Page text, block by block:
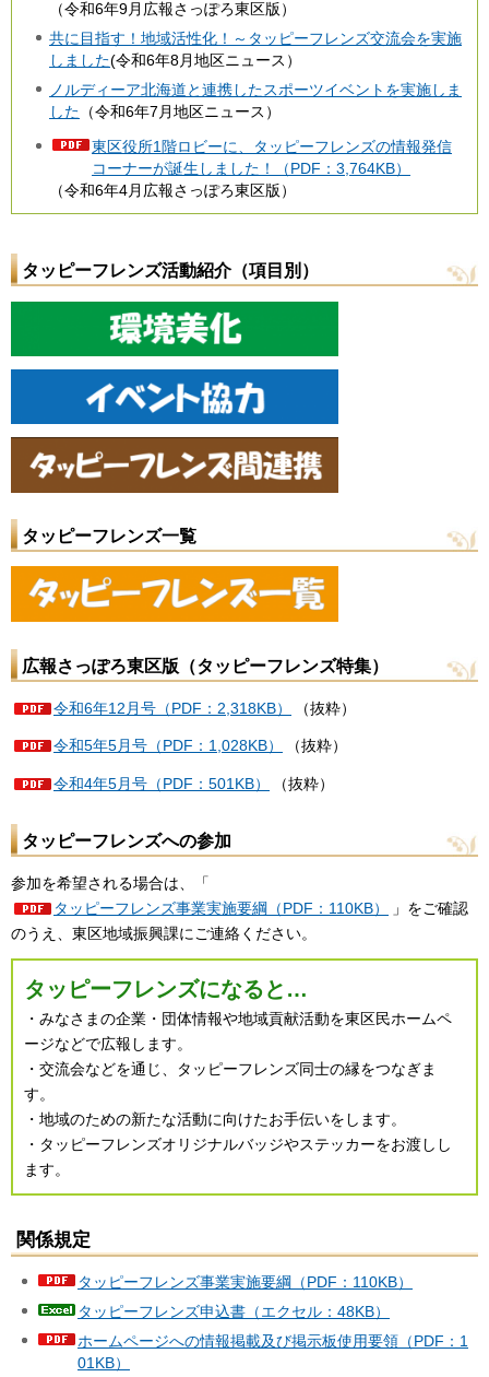
（令和6年9月広報さっぽろ東区版）
共に目指す！地域活性化！～タッピーフレンズ交流会を実施
しました(令和6年8月地区ニュース）
ノルディーア北海道と連携したスポーツイベントを実施しま
した （令和6年7月地区ニュース）
東区役所1階ロビーに、タッピーフレンズの情報発信
コーナーが誕生しました！（PDF：3,764KB）
（令和6年4月広報さっぽろ東区版）
タッピーフレンズ活動紹介（項目別）
タッピーフレンズ一覧
広報さっぽろ東区版（タッピーフレンズ特集）
令和6年12月号（PDF：2,318KB） （抜粋）
令和5年5月号（PDF：1,028KB） （抜粋）
令和4年5月号（PDF：501KB） （抜粋）
タッピーフレンズへの参加
参加を希望される場合は、「
タッピーフレンズ事業実施要綱（PDF：110KB）
」をご確認
のうえ、東区地域振興課にご連絡ください。
タッピーフレンズになると…
・みなさまの企業・団体情報や地域貢献活動を東区民ホームペ
ージなどで広報します。
・交流会などを通じ、タッピーフレンズ同士の縁をつなぎま
す。
・地域のための新たな活動に向けたお手伝いをします。
・タッピーフレンズオリジナルバッジやステッカーをお渡しし
ます。
関係規定
タッピーフレンズ事業実施要綱（PDF：110KB）
タッピーフレンズ申込書（エクセル：48KB）
ホームページへの情報掲載及び掲示板使用要領（PDF：1
01KB）